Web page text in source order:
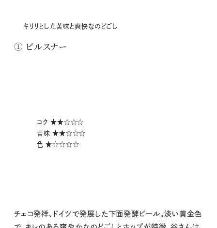
キリリとした苦味と爽快なのどごし
① ピルスナー
コク ★★☆☆☆
苦味 ★★☆☆☆
色 ★☆☆☆☆
チェコ発祥、ドイツで発展した下面発酵ビール。淡い黄金色